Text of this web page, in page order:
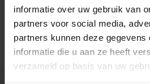
informatie over uw gebruik van
partners voor social media,
partners kunnen deze
informatie die u aan ze heeft
verzameld op basis van uw